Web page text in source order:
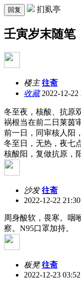
回复 扪虱亭
壬寅岁末随笔
楼主 往斋
收藏2022-12-22
冬至夜，核酸、抗原
祸根当在前二日莱茵
前一日，同审核人阳
冬至日，无热，夜七
核酸阳，复做抗原，
沙发 往斋
2022-12-22 21:30
周身酸软，畏寒。咽
察。N95口罩加持。
板凳 往斋
2022-12-23 03:52